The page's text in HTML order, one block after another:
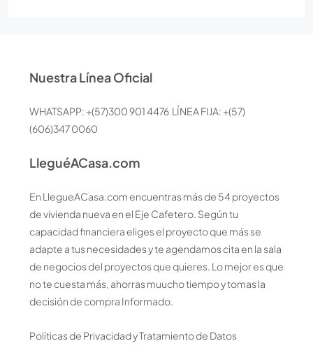
Nuestra Línea Oficial
WHATSAPP: +(57)300 901 4476 LÍNEA FIJA: +(57)
(606)347 0060
LleguéACasa.com
En LlegueACasa.com encuentras más de 54 proyectos
de vivienda nueva en el Eje Cafetero. Según tu
capacidad financiera eliges el proyecto que más se
adapte a tus necesidades y te agendamos cita en la sala
de negocios del proyectos que quieres. Lo mejor es que
no te cuesta más, ahorras muucho tiempo y tomas la
decisión de compra Informado.
Políticas de Privacidad y Tratamiento de Datos